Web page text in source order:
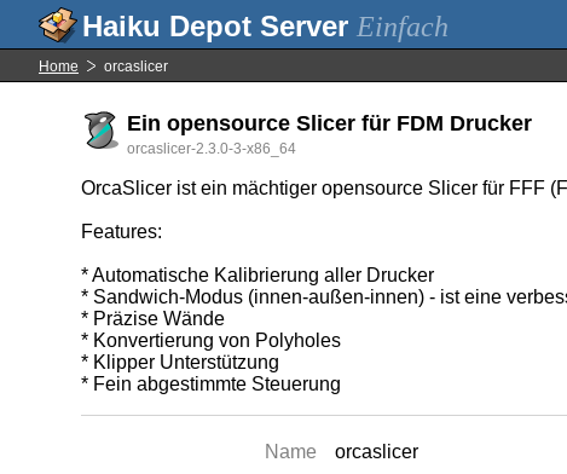
Einfach
Home orcaslicer
Ein opensource Slicer für FDM Drucker
orcaslicer-2.3.0-3-x86_64
OrcaSlicer ist ein mächtiger opensource Slicer für FFF
Features:
* Automatische Kalibrierung aller Drucker
* Sandwich-Modus (innen-außen-innen) - ist eine
* Präzise Wände
* Konvertierung von Polyholes
* Klipper Unterstützung
* Fein abgestimmte Steuerung
Name
orcaslicer